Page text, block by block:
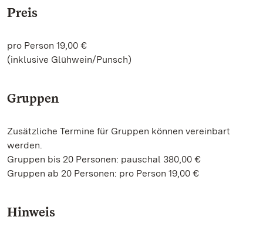
Preis
pro Person 19,00 €
(inklusive Glühwein/Punsch)
Gruppen
Zusätzliche Termine für Gruppen können vereinbart
werden.
Gruppen bis 20 Personen: pauschal 380,00 €
Gruppen ab 20 Personen: pro Person 19,00 €
Hinweis